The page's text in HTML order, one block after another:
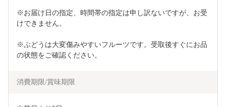
※お届け日の指定、時間帯の指定は申し訳ないですが、お受
けできません。
※ぶどうは大変傷みやすいフルーツです。受取後すぐにお品
の状態をご確認ください。
消費期限/賞味期限